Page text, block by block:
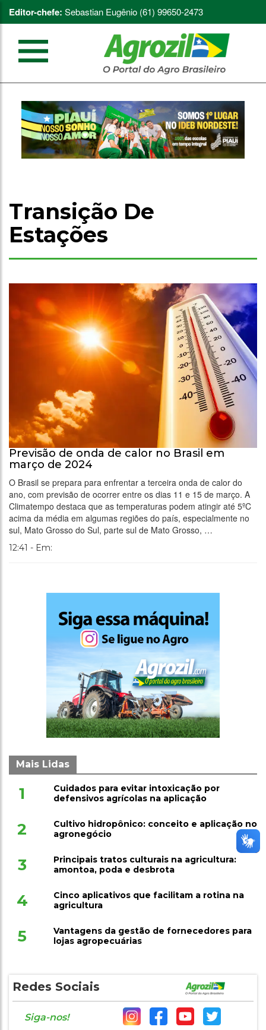
Editor-chefe: Sebastian Eugênio (61) 99650-2473
Transição De
Estações
Previsão de onda de calor no Brasil em
março de 2024
O Brasil se prepara para enfrentar a terceira onda de calor do
ano, com previsão de ocorrer entre os dias 11 e 15 de março. A
Climatempo destaca que as temperaturas podem atingir até 5ºC
acima da média em algumas regiões do país, especialmente no
sul, Mato Grosso do Sul, parte sul de Mato Grosso, …
12:41 - Em:
Mais Lidas
1
Cuidados para evitar intoxicação por
defensivos agrícolas na aplicação
2
Cultivo hidropônico: conceito e aplicação no
agronegócio
3
Principais tratos culturais na agricultura:
amontoa, poda e desbrota
4
Cinco aplicativos que facilitam a rotina na
agricultura
5
Vantagens da gestão de fornecedores para
lojas agropecuárias
Redes Sociais
Siga-nos!